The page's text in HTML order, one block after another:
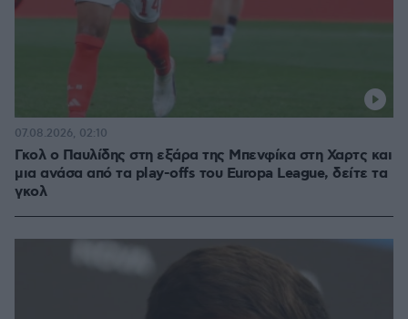
Γκολ ο Παυλίδης στη εξάρα της Μπενφίκα στη Χαρτς και
μια ανάσα από τα play-offs του Europa League, δείτε τα
γκολ
07.08.2026, 02:10